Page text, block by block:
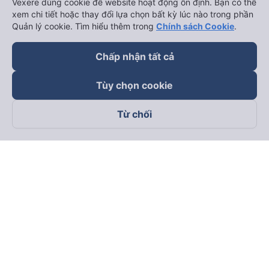
Theo dõi chúng tôi trên
Vexere dùng cookie để website hoạt động ổn định. Bạn có thể
xem chi tiết hoặc thay đổi lựa chọn bất kỳ lúc nào trong phần
Quản lý cookie. Tìm hiểu thêm trong Chính sách Cookie.
Chấp nhận tất cả
Tùy chọn cookie
Từ chối